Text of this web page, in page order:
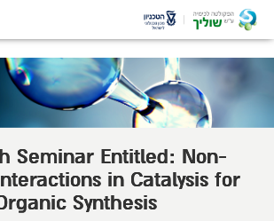
Seminar Entitled: Non-
in Catalysis for
Synthesis